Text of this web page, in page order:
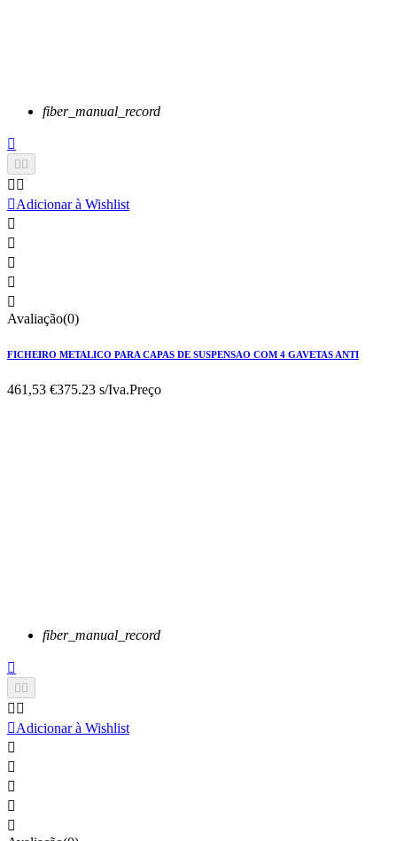
fiber_manual_record

 
 
Adicionar à Wishlist





Avaliação(0)
FICHEIRO METALICO PARA CAPAS DE SUSPENSAO COM 4 GAVETAS ANTI
461,53 €375.23 s/Iva.Preço
fiber_manual_record

 
 
Adicionar à Wishlist




